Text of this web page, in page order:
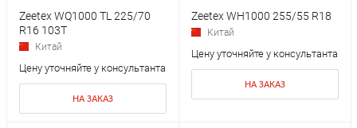
Zeetex WQ1000 TL 225/70
R16 103T
Китай
Цену уточняйте у консультанта
НА ЗАКАЗ
Zeetex WH1000 255/55 R18
Китай
Цену уточняйте у консультанта
НА ЗАКАЗ